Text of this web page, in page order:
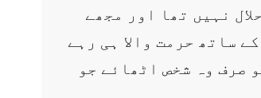
نہیں تھا اور مجھے
ساتھ حرمت والا ہی رہے
صرف وہ شخص اٹھائے جو